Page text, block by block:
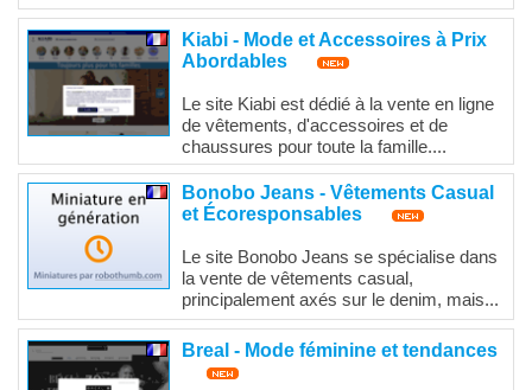
Kiabi - Mode et Accessoires à Prix
Abordables
Le site Kiabi est dédié à la vente en ligne
de vêtements, d'accessoires et de
chaussures pour toute la famille....
Bonobo Jeans - Vêtements Casual
et Écoresponsables
Le site Bonobo Jeans se spécialise dans
la vente de vêtements casual,
principalement axés sur le denim, mais...
Breal - Mode féminine et tendances